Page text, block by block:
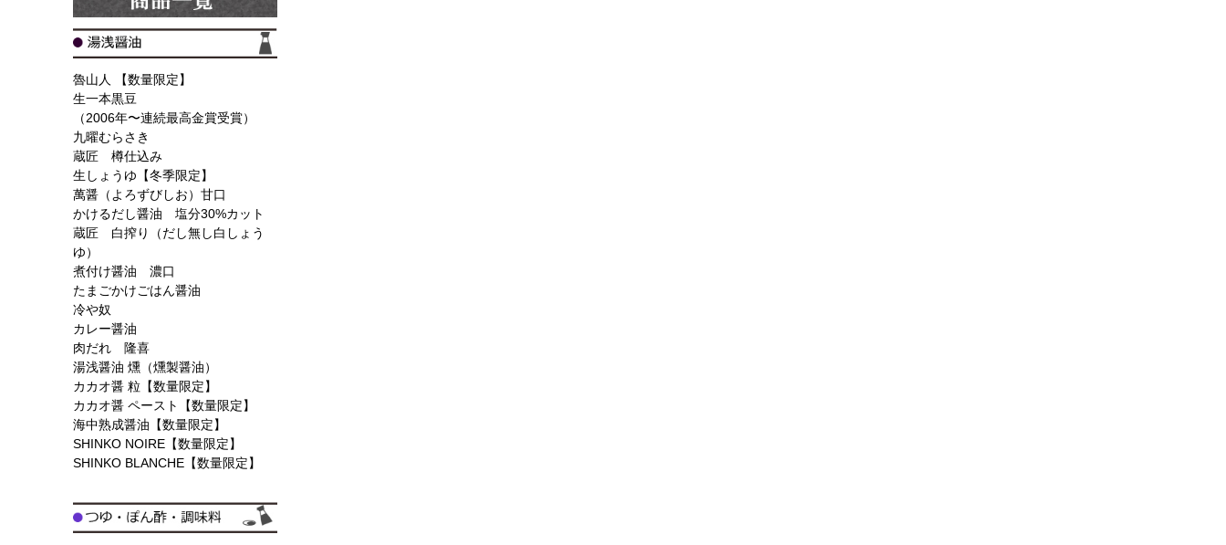
魯山人 【数量限定】
生一本黒豆
（2006年〜連続最高金賞受賞）
九曜むらさき
蔵匠 樽仕込み
生しょうゆ【冬季限定】
萬醤（よろずびしお）甘口
かけるだし醤油 塩分30%カット
蔵匠 白搾り（だし無し白しょう
ゆ）
煮付け醤油 濃口
たまごかけごはん醤油
冷や奴
カレー醤油
肉だれ 隆喜
湯浅醤油 燻（燻製醤油）
カカオ醤 粒【数量限定】
カカオ醤 ペースト【数量限定】
海中熟成醤油【数量限定】
SHINKO NOIRE【数量限定】
SHINKO BLANCHE【数量限定】